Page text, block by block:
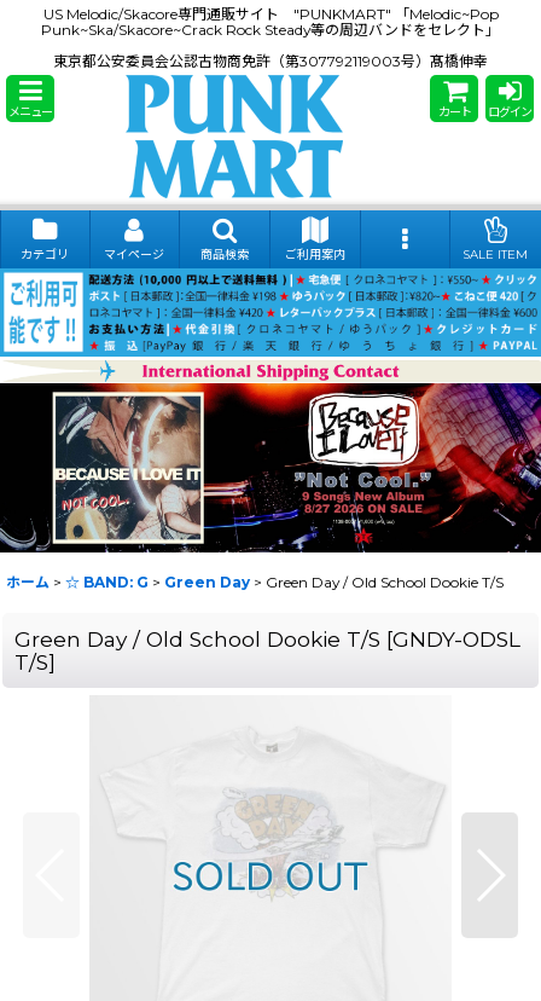
US Melodic/Skacore専門通販サイト "PUNKMART" 「Melodic~Pop
Punk~Ska/Skacore~Crack Rock Steady等の周辺バンドをセレクト」
東京都公安委員会公認古物商免許（第307792119003号）髙橋伸幸
メニュー カート ログイン
カテゴリ マイページ 商品検索 ご利用案内 SALE ITEM
ホーム > ☆ BAND: G > Green Day > Green Day / Old School Dookie T/S
Green Day / Old School Dookie T/S [GNDY-ODSL
T/S]